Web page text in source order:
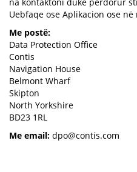
Uebfaqe ose Aplikacion ose
Me postë:
Data Protection Office
Contis
Navigation House
Belmont Wharf
Skipton
North Yorkshire
BD23 1RL
Me email: dpo@contis.com